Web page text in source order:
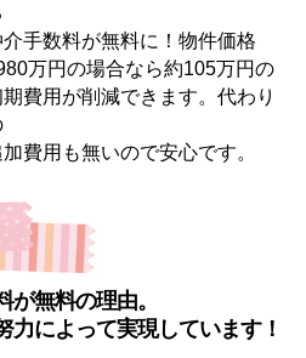
介手数料が無料に！物件価格
万円の場合なら約105万円の
期費用が削減できます。代わり
費用も無いので安心です。
が無料の理由。
力によって実現しています！